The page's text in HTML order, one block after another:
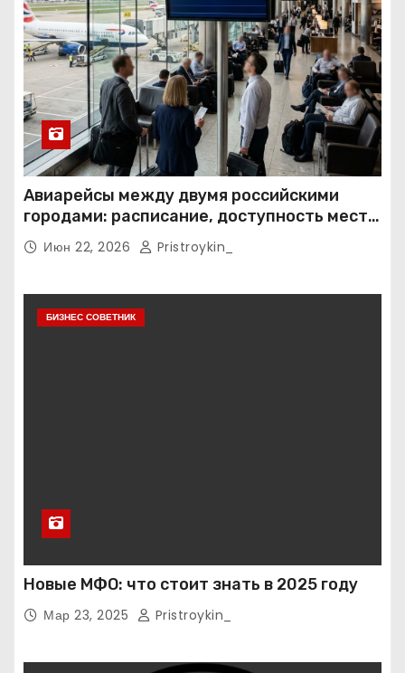
Авиарейсы между двумя российскими
городами: расписание, доступность мест и
тарифные условия
Июн 22, 2026 Pristroykin_
БИЗНЕС СОВЕТНИК
Новые МФО: что стоит знать в 2025 году
Мар 23, 2025 Pristroykin_